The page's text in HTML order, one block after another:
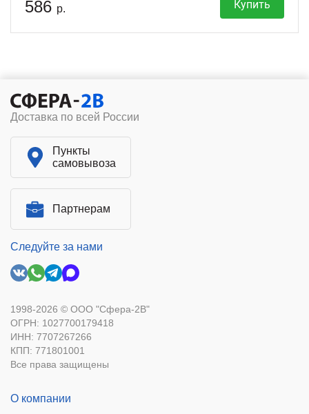
586 р. Купить
Доставка по всей России
Пункты
самовывоза
Партнерам
Следуйте за нами
1998-2026 © ООО "Сфера-2В"
ОГРН: 1027700179418
ИНН: 7707267266
КПП: 771801001
Все права защищены
О компании